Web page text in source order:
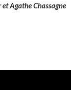
et Agathe Chassagne